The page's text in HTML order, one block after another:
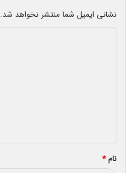
نشانی ایمیل شما منتشر نخواهد شد.
*
نام*